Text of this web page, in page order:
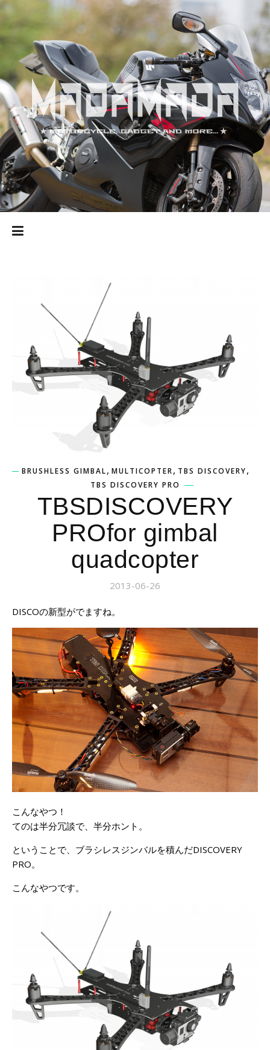
BRUSHLESS GIMBAL, MULTICOPTER, TBS DISCOVERY,
TBS DISCOVERY PRO
TBSDISCOVERY
PROfor gimbal
quadcopter
2013-06-26
DISCOの新型がでますね。
こんなやつ！
てのは半分冗談で、半分ホント。
ということで、ブラシレスジンバルを積んだDISCOVERY
PRO。
こんなやつです。